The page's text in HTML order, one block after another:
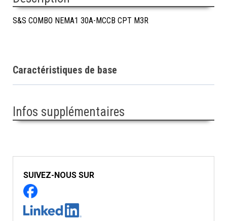
S&S COMBO NEMA1 30A-MCCB CPT M3R
Caractéristiques de base
Infos supplémentaires
SUIVEZ-NOUS SUR